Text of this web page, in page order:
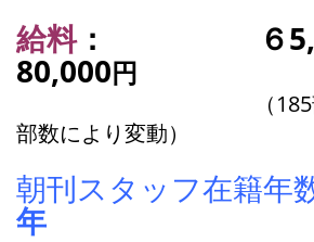
給料： ６
80,000円
（185部区域
部数により変動）
朝刊スタッフ在籍年
年